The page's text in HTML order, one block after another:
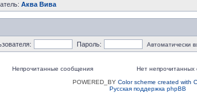
Аква Вива
Пароль: Автоматически
Непрочитанные сообщения Нет непрочитанных
POWERED_BY Color scheme created with
Русская поддержка phpBB